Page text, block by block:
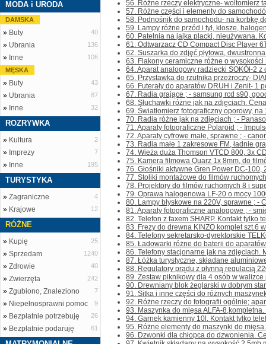
MODA i URODA
DAMSKA
» Buty 40
» Ubrania 136
» Inne
106
MĘSKA
» Buty 43
» Ubrania 87
» Inne 32
ROZRYWKA
» Kultura 2
» Imprezy 7
» Inne 195
TURYSTYKA
» Zagraniczne 4
» Krajowe 12
RÓŻNE
» Kupię 25
» Sprzedam 1240
» Zdrowie 40
» Zwierzęta 242
» Zgubiono, Znaleziono 7
» Niepełnosprawni pomoc 9
» Bezpłatnie potrzebuję 26
» Bezpłatnie podaruję 61
56. Różne rzeczy elektryczne- woltomierz
57. Różne części i elementy do
58. Podnośnik do samochodu- na korbkę
59. Lampy różne przód i tył, klosze,
60. Patelnia na jajka placki, nieużywana.
61. Odtwarzacz CD Compact Disc Player
62. Suszarka do zdjęć płytowa,
63. Flakony ceramiczne różne o wysokości
64. Aparat analogowy radziecki SOKÓł-2
65. Przystawka do rzutnika przeżroczy-
66. Futerały do aparatów DRUH i Zenit- 1
67. Radia grające ; - samsung rcd s90,
68. Słuchawki różne jak na zdjęciach.
69. Światłomierz fotograficzny oporowy,
70. Radia różne jak na zdjęciach ; -
71. Aparaty fotograficzne Polaroid ; -
72. Aparaty cyfrowe małe, sprawne ; -
73. Radia małe 1 zakresowe FM, ładnie
74. Wieża duża Thomson VTCD 800, 3x
75. Kamera filmowa Quarz 1x 8mm, do
76. Głośniki aktywne Gren Power DC-100,
77. Stoliki montażowe do filmów
78. Projektory do filmów ruchomych 8 i
79. Oprawa halogenowa LF-20 o mocy
80. Lampy błyskowe na 220V, sprawne ; -
81. Aparaty fotograficzne analogowe ; -
82. Telefon z faxem SHARP. Kontakt tylko
83. Frezy do drewna KINZO komplet szt.6
84. Telefony sekretarsko-dyrektorskie
85. Ładowarki różne do baterii do
86. Telefony stacjonarne jak na zdjęciach.
87. Łóżka turystyczne, składane
88. Regulatory prądu z płynną regulacją
89. Zestaw piknikowy dla 4 osób w
90. Drewniany blok żeglarski w dobrym
91. Sitka i inne części do różnych
92. Różne rzeczy do fotografii ogólnie;
93. Maszynka do mięsa ALFA-
94. Garnek kamienny 10l. Kontakt tylko
95. Różne elementy do maszynki do
96. Dzwonki dla chłopca do dzwonienia.